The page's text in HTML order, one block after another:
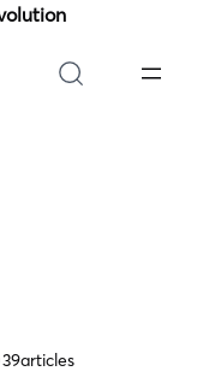
39articles